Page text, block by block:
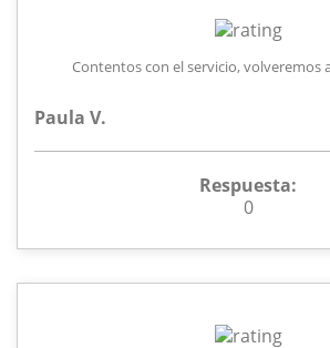
Contentos con el servicio, volveremos
Paula V.
Respuesta:
0